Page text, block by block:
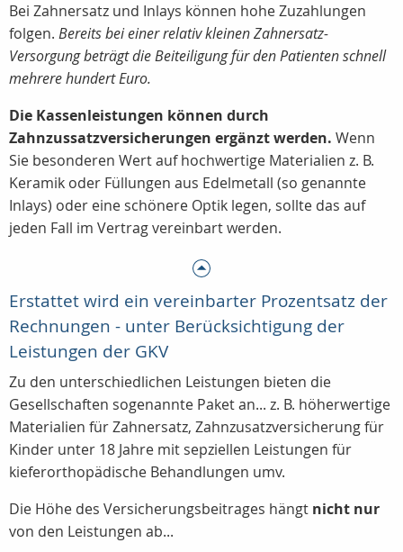
Bei Zahnersatz und Inlays können hohe Zuzahlungen
folgen. Bereits bei einer relativ kleinen Zahnersatz-
Versorgung beträgt die Beiteiligung für den Patienten schnell
mehrere hundert Euro.
Die Kassenleistungen können durch
Zahnzussatzversicherungen ergänzt werden. Wenn
Sie besonderen Wert auf hochwertige Materialien z. B.
Keramik oder Füllungen aus Edelmetall (so genannte
Inlays) oder eine schönere Optik legen, sollte das auf
jeden Fall im Vertrag vereinbart werden.
Erstattet wird ein vereinbarter Prozentsatz der
Rechnungen - unter Berücksichtigung der
Leistungen der GKV
Zu den unterschiedlichen Leistungen bieten die
Gesellschaften sogenannte Paket an... z. B. höherwertige
Materialien für Zahnersatz, Zahnzusatzversicherung für
Kinder unter 18 Jahre mit sepziellen Leistungen für
kieferorthopädische Behandlungen umv.
Die Höhe des Versicherungsbeitrages hängt nicht nur
von den Leistungen ab...